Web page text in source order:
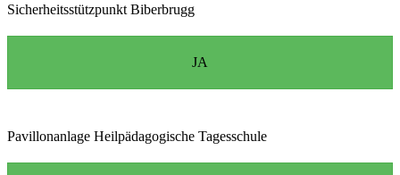
Sicherheitsstützpunkt Biberbrugg
JA
Pavillonanlage Heilpädagogische Tagesschule